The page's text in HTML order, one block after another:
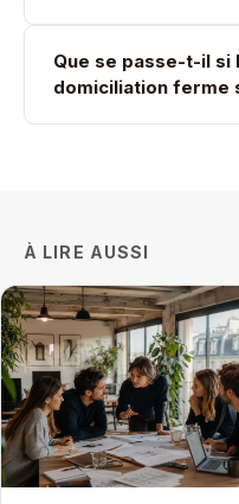
Que se passe-t-il
domiciliation ferme
À LIRE AUSSI